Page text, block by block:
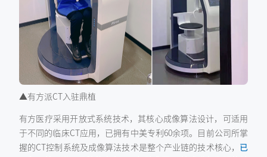
▲有方派CT入驻鼎植
有方医疗采用开放式系统技术，其核心成像算法设计，可适用
于不同的临床CT应用，已拥有中美专利60余项。目前公司所掌
握的CT控制系统及成像算法技术是整个产业链的技术核心， 已